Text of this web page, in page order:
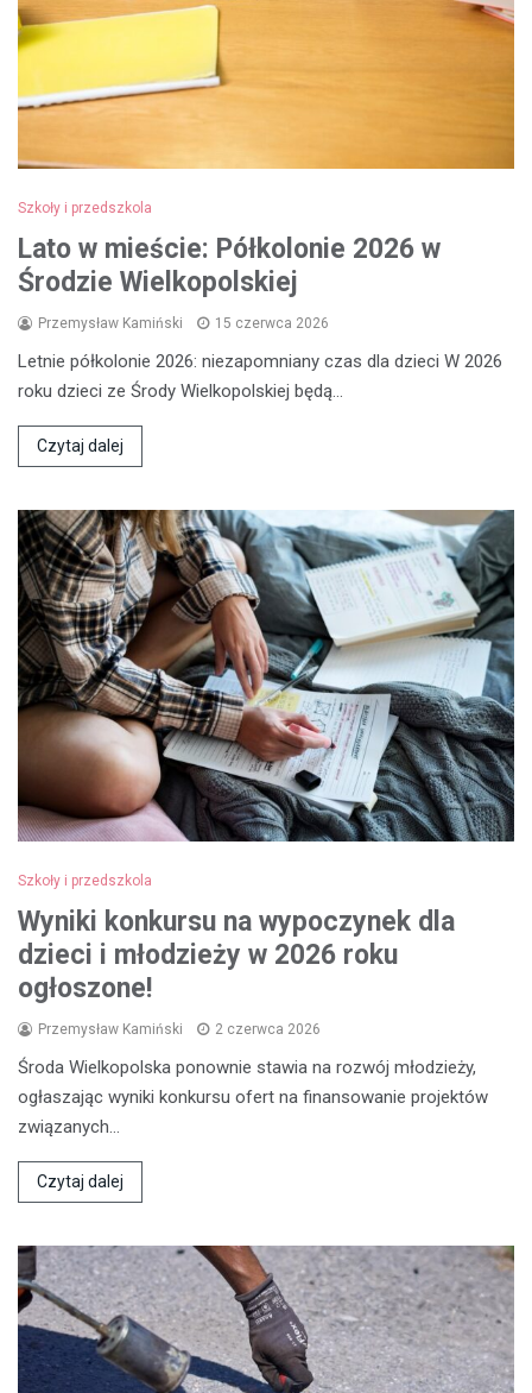
Szkoły i przedszkola
Lato w mieście: Półkolonie 2026 w
Środzie Wielkopolskiej
Przemysław Kamiński 15 czerwca 2026
Letnie półkolonie 2026: niezapomniany czas dla dzieci W 2026
roku dzieci ze Środy Wielkopolskiej będą…
Czytaj dalej
Szkoły i przedszkola
Wyniki konkursu na wypoczynek dla
dzieci i młodzieży w 2026 roku
ogłoszone!
Przemysław Kamiński 2 czerwca 2026
Środa Wielkopolska ponownie stawia na rozwój młodzieży,
ogłaszając wyniki konkursu ofert na finansowanie projektów
związanych…
Czytaj dalej